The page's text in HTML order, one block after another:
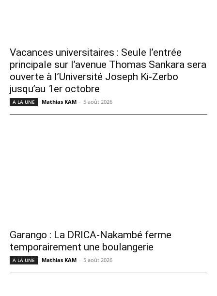
Vacances universitaires : Seule l’entrée
principale sur l’avenue Thomas Sankara sera
ouverte à l’Université Joseph Ki-Zerbo
jusqu’au 1er octobre
A LA UNE Mathias KAM - 5 août 2026
Garango : La DRICA-Nakambé ferme
temporairement une boulangerie
A LA UNE Mathias KAM - 5 août 2026